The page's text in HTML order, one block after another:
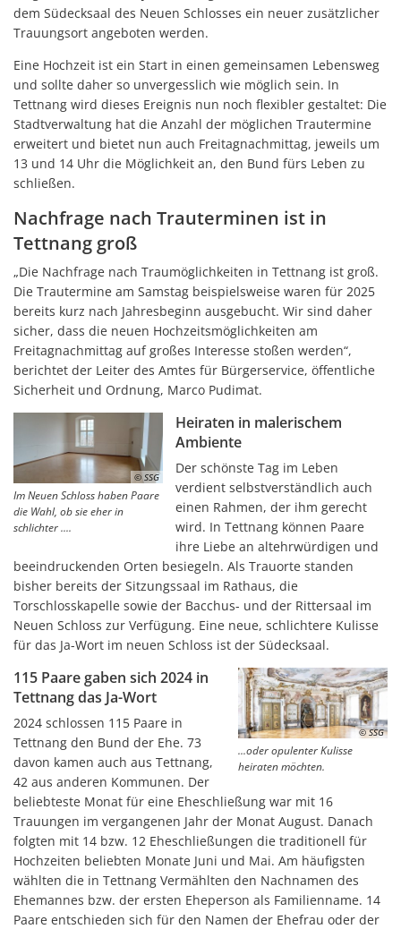
dem Südecksaal des Neuen Schlosses ein neuer zusätzlicher
Trauungsort angeboten werden.
Eine Hochzeit ist ein Start in einen gemeinsamen Lebensweg
und sollte daher so unvergesslich wie möglich sein. In
Tettnang wird dieses Ereignis nun noch flexibler gestaltet: Die
Stadtverwaltung hat die Anzahl der möglichen Trautermine
erweitert und bietet nun auch Freitagnachmittag, jeweils um
13 und 14 Uhr die Möglichkeit an, den Bund fürs Leben zu
schließen.
Nachfrage nach Trauterminen ist in
Tettnang groß
„Die Nachfrage nach Traumöglichkeiten in Tettnang ist groß.
Die Trautermine am Samstag beispielsweise waren für 2025
bereits kurz nach Jahresbeginn ausgebucht. Wir sind daher
sicher, dass die neuen Hochzeitsmöglichkeiten am
Freitagnachmittag auf großes Interesse stoßen werden“,
berichtet der Leiter des Amtes für Bürgerservice, öffentliche
Sicherheit und Ordnung, Marco Pudimat.
© SSG
Im Neuen Schloss haben Paare
die Wahl, ob sie eher in
schlichter ....
Heiraten in malerischem
Ambiente
Der schönste Tag im Leben
verdient selbstverständlich auch
einen Rahmen, der ihm gerecht
wird. In Tettnang können Paare
ihre Liebe an altehrwürdigen und
beeindruckenden Orten besiegeln. Als Trauorte standen
bisher bereits der Sitzungssaal im Rathaus, die
Torschlosskapelle sowie der Bacchus- und der Rittersaal im
Neuen Schloss zur Verfügung. Eine neue, schlichtere Kulisse
für das Ja-Wort im neuen Schloss ist der Südecksaal.
© SSG
...oder opulenter Kulisse
heiraten möchten.
115 Paare gaben sich 2024 in
Tettnang das Ja-Wort
2024 schlossen 115 Paare in
Tettnang den Bund der Ehe. 73
davon kamen auch aus Tettnang,
42 aus anderen Kommunen. Der
beliebteste Monat für eine Eheschließung war mit 16
Trauungen im vergangenen Jahr der Monat August. Danach
folgten mit 14 bzw. 12 Eheschließungen die traditionell für
Hochzeiten beliebten Monate Juni und Mai. Am häufigsten
wählten die in Tettnang Vermählten den Nachnamen des
Ehemannes bzw. der ersten Eheperson als Familienname. 14
Paare entschieden sich für den Namen der Ehefrau oder der